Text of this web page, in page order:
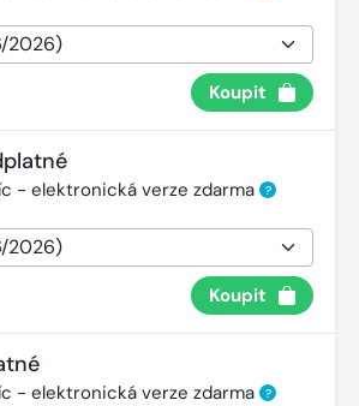
Koupit
- elektronická verze zdarma ?
Koupit
- elektronická verze zdarma ?